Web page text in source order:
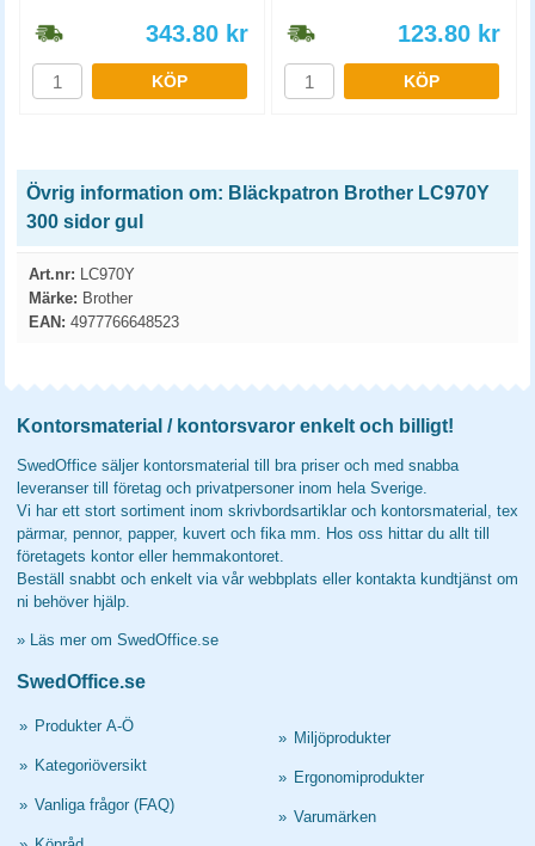
343.80 kr
KÖP
123.80 kr
KÖP
Övrig information om: Bläckpatron Brother LC970Y
300 sidor gul
Art.nr: LC970Y
Märke: Brother
EAN: 4977766648523
Kontorsmaterial / kontorsvaror enkelt och billigt!
SwedOffice säljer kontorsmaterial till bra priser och med snabba
leveranser till företag och privatpersoner inom hela Sverige.
Vi har ett stort sortiment inom skrivbordsartiklar och kontorsmaterial, tex
pärmar, pennor, papper, kuvert och fika mm. Hos oss hittar du allt till
företagets kontor eller hemmakontoret.
Beställ snabbt och enkelt via vår webbplats eller kontakta kundtjänst om
ni behöver hjälp.
» Läs mer om SwedOffice.se
SwedOffice.se
» Produkter A-Ö
» Kategoriöversikt
» Vanliga frågor (FAQ)
» Miljöprodukter
» Ergonomiprodukter
» Varumärken